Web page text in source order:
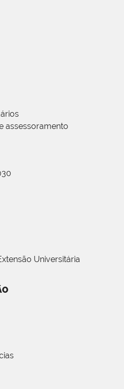
assessoramento
Universitária